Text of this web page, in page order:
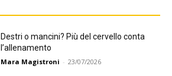
Destri o mancini? Più del cervello conta
l’allenamento
Mara Magistroni - 23/07/2026